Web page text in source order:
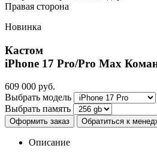
Правая сторона
Новинка
Кастом
iPhone 17 Pro/Pro Max
609 000 руб.
Выбрать модель
Выбрать память
Оформить заказ Обратиться к
Описание